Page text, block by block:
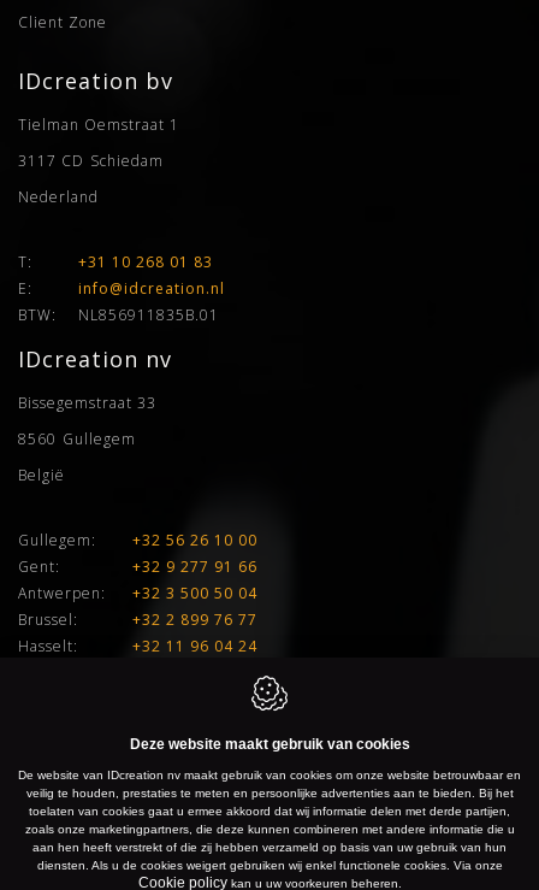
Client Zone
IDcreation bv
Tielman Oemstraat 1
3117 CD Schiedam
Nederland
T:
+31 10 268 01 83
E:
info@idcreation.nl
BTW:
NL856911835B.01
IDcreation nv
Bissegemstraat 33
8560 Gullegem
België
Gullegem:
+32 56 26 10 00
Gent:
+32 9 277 91 66
Antwerpen:
+32 3 500 50 04
Brussel:
+32 2 899 76 77
Hasselt:
+32 11 96 04 24
info@idcreation.be
BE 0460.241.343
IDcreation 2026 Cookie policy Privacy policy Sitemap
Deze website maakt gebruik van cookies
De website van IDcreation nv maakt gebruik van cookies om onze website betrouwbaar en
veilig te houden, prestaties te meten en persoonlijke advertenties aan te bieden. Bij het
toelaten van cookies gaat u ermee akkoord dat wij informatie delen met derde partijen,
zoals onze marketingpartners, die deze kunnen combineren met andere informatie die u
aan hen heeft verstrekt of die zij hebben verzameld op basis van uw gebruik van hun
diensten. Als u de cookies weigert gebruiken wij enkel functionele cookies. Via onze
Cookie policykan u uw voorkeuren beheren.